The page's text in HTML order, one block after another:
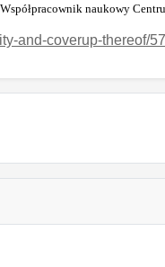
naukowy
and-coverup-thereof/